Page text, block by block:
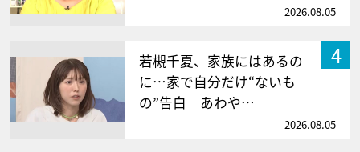
2026.08.05
4
若槻千夏、家族にはあるの
に…家で自分だけ“ないも
の”告白 あわや…
2026.08.05